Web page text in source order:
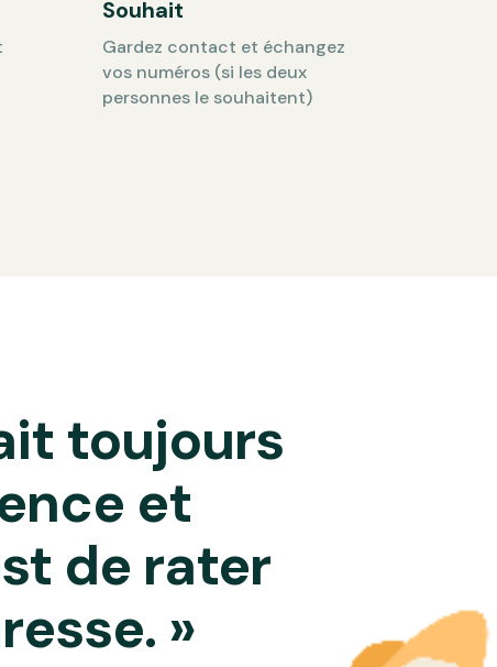
Souhait
Gardez contact et échangez
vos numéros (si les deux
personnes le souhaitent)
toujours
et
de rater
»